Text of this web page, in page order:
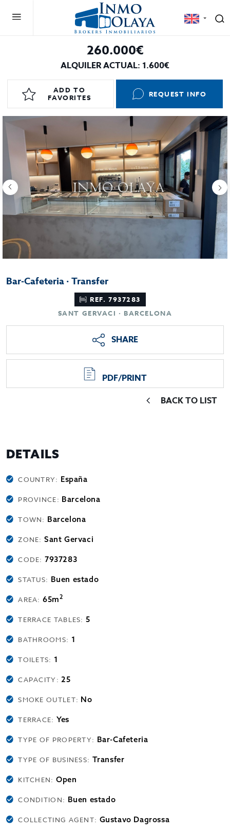
260.000€
ALQUILER ACTUAL: 1.600€
ADD TO
FAVORITES
REQUEST INFO
Bar-Cafeteria · Transfer
REF. 7937283
SANT GERVACI · BARCELONA
SHARE
PDF/PRINT
BACK TO LIST
DETAILS
COUNTRY: España
PROVINCE: Barcelona
TOWN: Barcelona
ZONE:Sant Gervaci
CODE:7937283
STATUS: Buen estado
AREA:65m2
TERRACE TABLES:5
BATHROOMS: 1
TOILETS: 1
CAPACITY:25
SMOKE OUTLET: No
TERRACE: Yes
TYPE OF PROPERTY: Bar-Cafeteria
TYPE OF BUSINESS: Transfer
KITCHEN: Open
CONDITION: Buen estado
COLLECTING AGENT: Gustavo Dagrossa